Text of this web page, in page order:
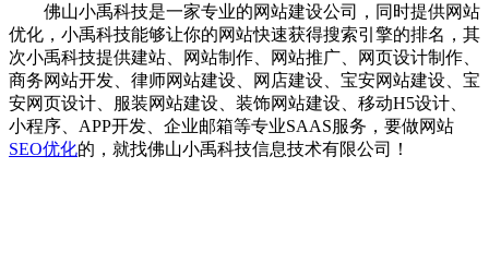
佛山小禹科技是一家专业的网站建设公司 ，同时提供网站
优化 ， 小禹科技能够让你的网站快速获得搜索引擎的排名，其
次小禹科技提供建站、 网站制作 网站推广 网页设计制作
商务网站开发
律师网站建设 网店建设 宝安网站建设
宝
安网页设计
服装网站建设 装饰网站建设 移动H5设计
小程序
APP开发 企业邮箱等专业SAAS服务，要做网站
SEO优化的， 就找佛山小禹科技信息技术有限公司！